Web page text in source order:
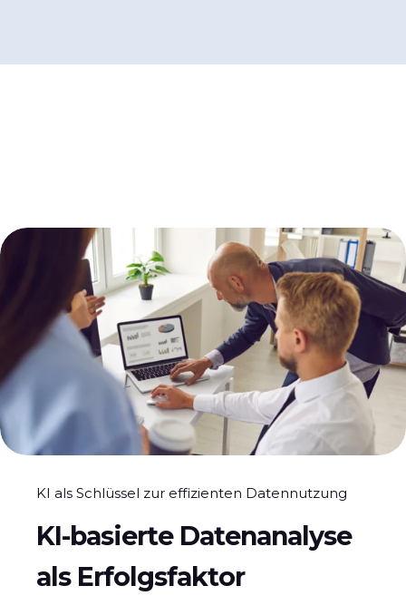
KI als Schlüssel zur effizienten Datennutzung
KI-basierte Datenanalyse
als Erfolgsfaktor